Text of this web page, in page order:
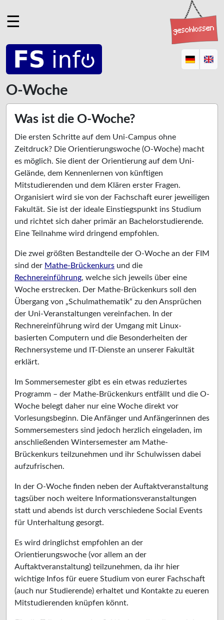
☰
O-Woche
Was ist die O-Woche?
Die ersten Schritte auf dem Uni-Campus ohne
Zeitdruck? Die Orientierungswoche (O-Woche) macht
es möglich. Sie dient der Orientierung auf dem Uni-
Gelände, dem Kennenlernen von künftigen
Mitstudierenden und dem Klären erster Fragen.
Organisiert wird sie von der Fachschaft eurer jeweiligen
Fakultät. Sie ist der ideale Einstiegspunkt ins Studium
und richtet sich daher primär an Bachelorstudierende.
Eine Teilnahme wird dringend empfohlen.
Die zwei größten Bestandteile der O-Woche an der FIM
sind der Mathe-Brückenkurs und die
Rechnereinführung, welche sich jeweils über eine
Woche erstrecken. Der Mathe-Brückenkurs soll den
Übergang von „Schulmathematik“ zu den Ansprüchen
der Uni-Veranstaltungen vereinfachen. In der
Rechnereinführung wird der Umgang mit Linux-
basierten Computern und die Besonderheiten der
Rechnersysteme und IT-Dienste an unserer Fakultät
erklärt.
Im Sommersemester gibt es ein etwas reduziertes
Programm – der Mathe-Brückenkurs entfällt und die O-
Woche belegt daher nur eine Woche direkt vor
Vorlesungsbeginn. Die Anfänger und Anfängerinnen des
Sommersemesters sind jedoch herzlich eingeladen, im
anschließenden Wintersemester am Mathe-
Brückenkurs teilzunehmen und ihr Schulwissen dabei
aufzufrischen.
In der O-Woche finden neben der Auftaktveranstaltung
tagsüber noch weitere Informationsveranstaltungen
statt und abends ist durch verschiedene Social Events
für Unterhaltung gesorgt.
Es wird dringlichst empfohlen an der
Orientierungswoche (vor allem an der
Auftaktveranstaltung) teilzunehmen, da ihr hier
wichtige Infos für euere Studium von eurer Fachschaft
(auch nur Studierende) erhaltet und Kontakte zu eueren
Mitstudierenden knüpfen könnt.